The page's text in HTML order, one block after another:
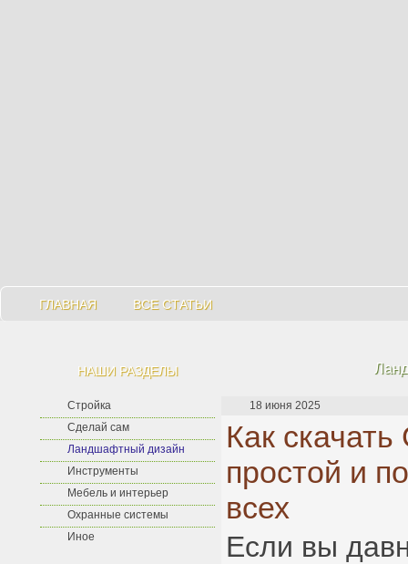
ГЛАВНАЯ ВСЕ СТАТЬИ
НАШИ РАЗДЕЛЫ
Стройка
Сделай сам
Ландшафтный дизайн
Инструменты
Мебель и интерьер
Охранные системы
Иное
18 июня 2025
Как скачать
простой и
всех
Если вы